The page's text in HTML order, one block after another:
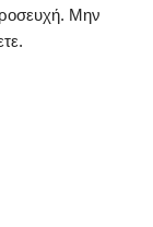
Μην